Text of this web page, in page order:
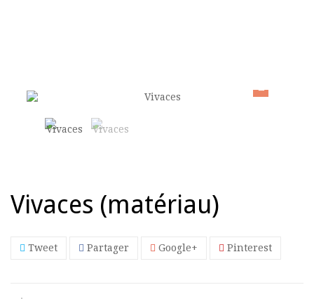
Vivaces (matériau)
Tweet Partager Google+ Pinterest